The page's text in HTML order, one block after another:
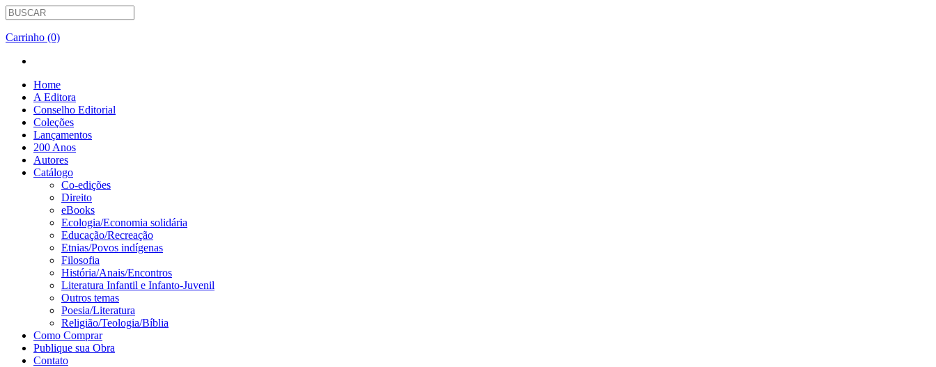
Carrinho (0)
Home
A Editora
Conselho Editorial
Coleções
Lançamentos
200 Anos
Autores
Catálogo
Co-edições
Direito
eBooks
Ecologia/Economia solidária
Educação/Recreação
Etnias/Povos indígenas
Filosofia
História/Anais/Encontros
Literatura Infantil e Infanto-Juvenil
Outros temas
Poesia/Literatura
Religião/Teologia/Bíblia
Como Comprar
Publique sua Obra
Contato